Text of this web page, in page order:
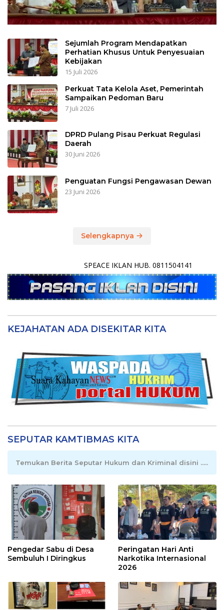
Sejumlah Program Mendapatkan
Perhatian Khusus Untuk Penyesuaian
Kebijakan
15 Juli 2026
Perkuat Tata Kelola Aset, Pemerintah
Sampaikan Pedoman Baru
7 Juli 2026
DPRD Pulang Pisau Perkuat Regulasi
Daerah
30 Juni 2026
Penguatan Fungsi Pengawasan Dewan
23 Juni 2026
Selengkapnya
SPEACE IKLAN HUB. 0811504141
KEJAHATAN ADA DISEKITAR KITA
SEPUTAR KAMTIBMAS KITA
Temukan Berita Seputar Hukum dan Kriminal disini .....
Pengedar Sabu di Desa
Sembuluh I Diringkus
Peringatan Hari Anti
Narkotika Internasional
2026